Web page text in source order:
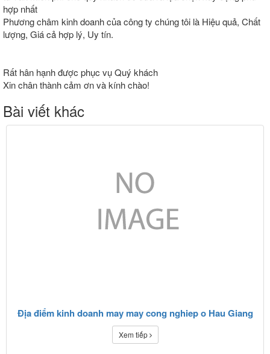
hợp nhất
Phương châm kinh doanh của công ty chúng tôi là Hiệu quả, Chất
lượng, Giá cả hợp lý, Uy tín.
Rất hân hạnh được phục vụ Quý khách
Xin chân thành cảm ơn và kính chào!
Bài viết khác
Địa điểm kinh doanh may may cong nghiep o Hau Giang
Xem tiếp